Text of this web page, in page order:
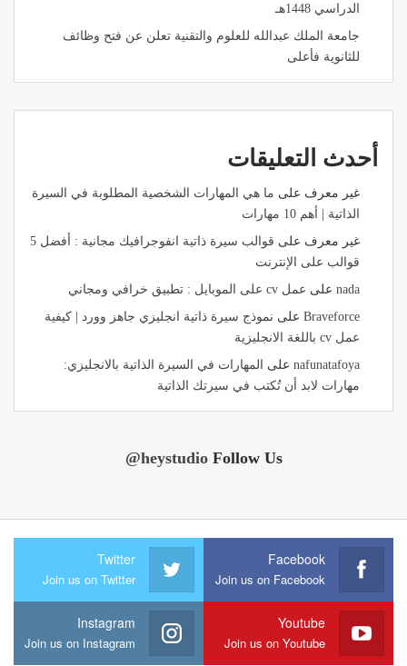
الدراسي 1448هـ
جامعة الملك عبدالله للعلوم والتقنية تعلن عن فتح وظائف
للثانوية فأعلى
أحدث التعليقات
غير معرف على ما هي المهارات الشخصية المطلوبة في السيرة
الذاتية | أهم 10 مهارات
غير معرف على
قوالب سيرة ذاتية انفوجرافيك مجانية : أفضل 5
قوالب على الإنترنت
nada على عمل cv على الموبايل : تطبيق خرافي ومجاني
Braveforce على نموذج سيرة ذاتية انجليزي جاهز وورد | كيفية
عمل cv باللغة الانجليزية
nafunatafoya على المهارات في السيرة الذاتية بالانجليزي:
مهارات لابد أن تُكتب في سيرتك الذاتية
Follow Us
@heystudio
Facebook
Join us on Facebook
Twitter
Join us on Twitter
Youtube
Join us on Youtube
Instagram
Join us on Instagram